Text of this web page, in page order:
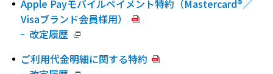
Apple Payモバイルペイメント特約（Mastercard®／
Visaブランド会員様用）
改定履歴
ご利用代金明細に関する特約